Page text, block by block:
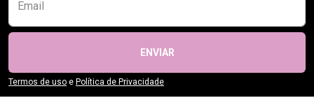
Email
ENVIAR
Termos de uso e Política de Privacidade